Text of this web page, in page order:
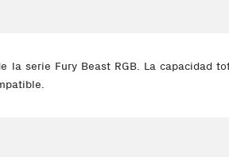
la serie Fury Beast RGB. La capacidad